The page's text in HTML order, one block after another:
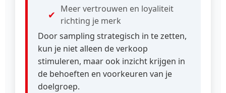
Meer vertrouwen en loyaliteit
richting je merk
Door sampling strategisch in te zetten,
kun je niet alleen de verkoop
stimuleren, maar ook inzicht krijgen in
de behoeften en voorkeuren van je
doelgroep.